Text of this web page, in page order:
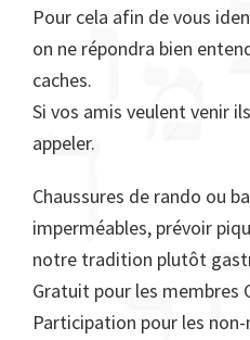
Pour cela afin de vous
on ne répondra bien
caches.
Si vos amis veulent venir
appeler.
Chaussures de rando ou
imperméables, prévoir
notre tradition plutôt
Gratuit pour les membres
Participation pour les